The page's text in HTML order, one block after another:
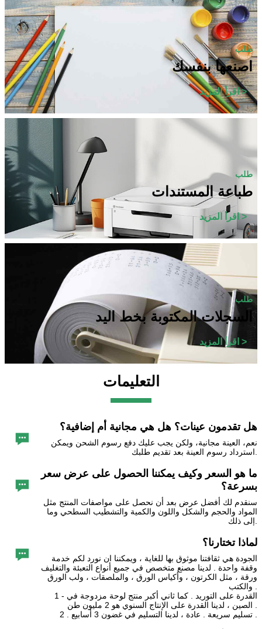
طلب
اصنعها بنفسك
اقرأ المزيد >
طلب
طباعة المستندات
اقرأ المزيد >
طلب
السجلات المكتوبة بخط اليد
اقرأ المزيد >
التعليمات

هل تقدمون عينات؟ هل هي مجانية أم إضافية؟
نعم، العينة مجانية، ولكن يجب عليك دفع رسوم الشحن ويمكن

ما هو السعر وكيف يمكننا الحصول على عرض سعر
بسرعة؟
سنقدم لك أفضل عرض بعد أن نحصل على مواصفات المنتج مثل
المواد والحجم والشكل واللون والكمية والتشطيب السطحي وما

لماذا تختارنا؟
الجودة هي ثقافتنا موثوق بها للغاية ، ويمكننا ان نورد لكم خدمة
وقفة واحدة . لدينا مصنع متخصص في جميع أنواع التعبئة والتغليف
ورقة ، مثل الكرتون ، وأكياس الورق ، والملصقات ، ولب الورق
1 - القدرة على التوريد . كما ثاني أكبر منتج لوحة مزدوجة في
2 . تسليم سريعة . عادة ، لدينا التسليم في غضون 3 أسابيع .